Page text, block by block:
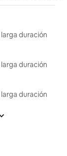
duración
duración
duración